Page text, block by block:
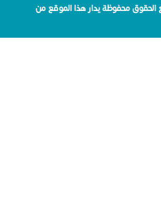
الحقوق محفوظة يدار هذا الموقع من